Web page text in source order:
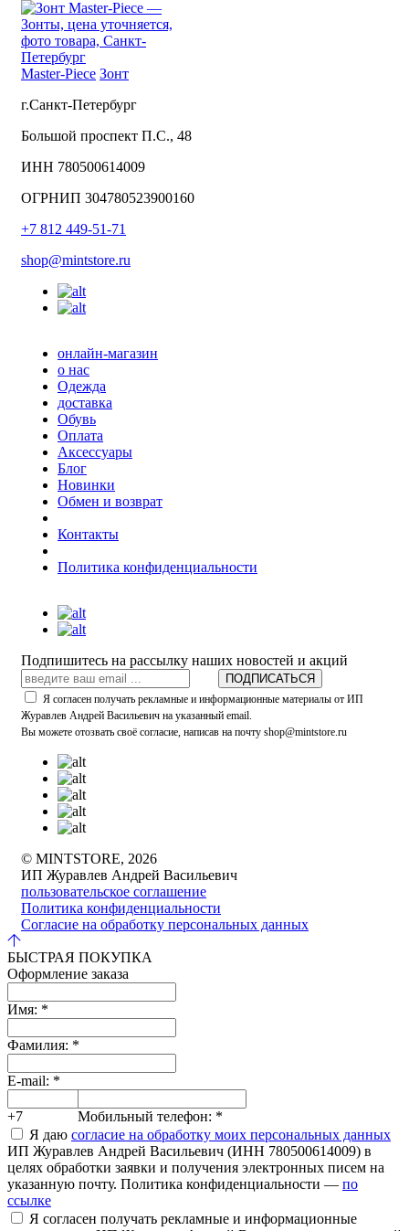
Master-Piece Зонт
г.Санкт-Петербург
Большой проспект П.С., 48
ИНН 780500614009
ОГРНИП 304780523900160
+7 812 449-51-71
shop@mintstore.ru
онлайн-магазин
о нас
Одежда
доставка
Обувь
Оплата
Аксессуары
Блог
Новинки
Обмен и возврат
Контакты
Политика конфиденциальности
Подпишитесь на рассылку наших новостей и акций
ПОДПИСАТЬСЯ
Я согласен получать рекламные и информационные материалы от ИП
Журавлев Андрей Васильевич на указанный email.
Вы можете отозвать своё согласие, написав на почту shop@mintstore.ru
© MINTSTORE, 2026
ИП Журавлев Андрей Васильевич
пользовательское соглашение
Политика конфиденциальности
Согласие на обработку персональных данных
БЫСТРАЯ ПОКУПКА
Оформление заказа
Имя: *
Фамилия: *
E-mail: *
+7 Мобильный телефон: *
Я даю согласие на обработку моих персональных данных
ИП Журавлев Андрей Васильевич (ИНН 780500614009) в
целях обработки заявки и получения электронных писем на
указанную почту. Политика конфиденциальности — по
ссылке
Я согласен получать рекламные и информационные